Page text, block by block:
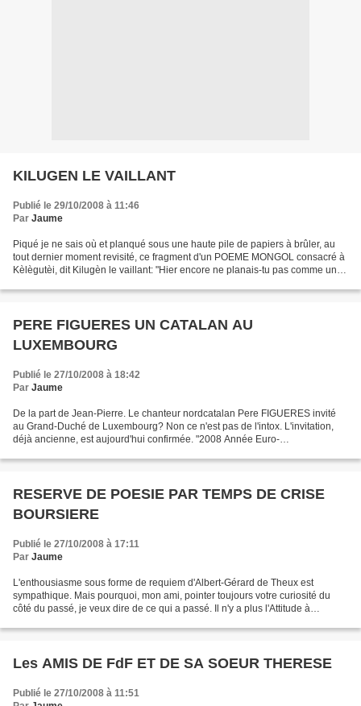
KILUGEN LE VAILLANT
Publié le 29/10/2008 à 11:46
Par Jaume
Piqué je ne sais où et planqué sous une haute pile de papiers à brûler, au
tout dernier moment revisité, ce fragment d'un POEME MONGOL consacré à
Kèlègutèi, dit Kilugèn le vaillant: "Hier encore ne planais-tu pas comme un
PERE FIGUERES UN CATALAN AU
LUXEMBOURG
Publié le 27/10/2008 à 18:42
Par Jaume
De la part de Jean-Pierre. Le chanteur nordcatalan Pere FIGUERES invité
au Grand-Duché de Luxembourg? Non ce n'est pas de l'intox. L'invitation,
déjà ancienne, est aujourd'hui confirmée. "2008 Année Euro-
RESERVE DE POESIE PAR TEMPS DE CRISE
BOURSIERE
Publié le 27/10/2008 à 17:11
Par Jaume
L'enthousiasme sous forme de requiem d'Albert-Gérard de Theux est
sympathique. Mais pourquoi, mon ami, pointer toujours votre curiosité du
côté du passé, je veux dire de ce qui a passé. Il n'y a plus l'Attitude à
Les AMIS DE FdF ET DE SA SOEUR THERESE
Publié le 27/10/2008 à 11:51